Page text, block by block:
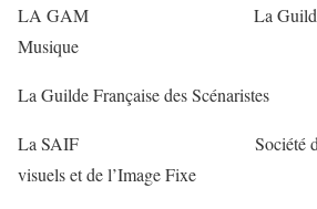
LA GAM La Guilde des
Musique
La Guilde Française des
La SAIF Société des
visuels et de l’Image Fixe